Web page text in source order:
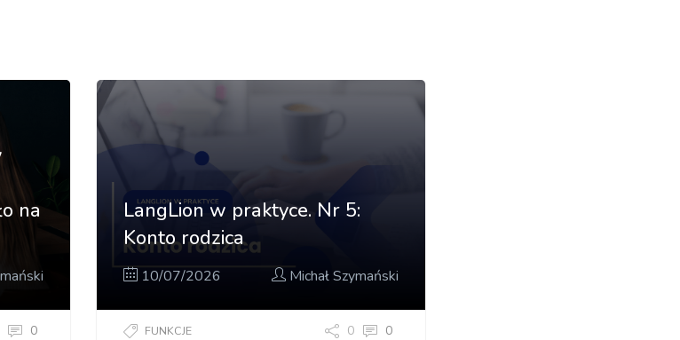
na
0
LangLion w praktyce. Nr 5:
Konto rodzica
10/07/2026 Michał Szymański
FUNKCJE 0 0